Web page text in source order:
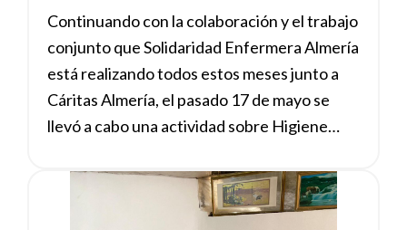
Continuando con la colaboración y el trabajo
conjunto que Solidaridad Enfermera Almería
está realizando todos estos meses junto a
Cáritas Almería, el pasado 17 de mayo se
llevó a cabo una actividad sobre Higiene
Campohermoso (Níjar).
Ver noticia